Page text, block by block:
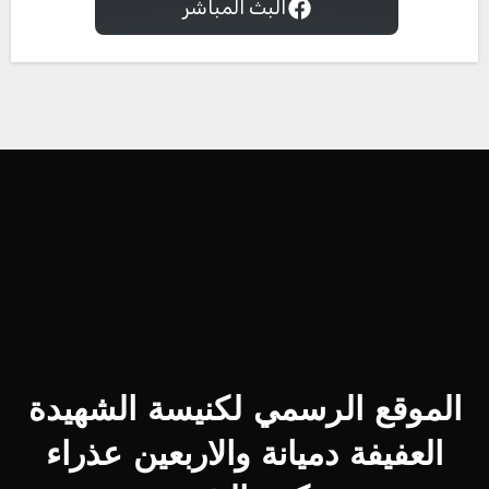
البث المباشر
الموقع الرسمي لكنيسة الشهيدة
العفيفة دميانة والاربعين عذراء